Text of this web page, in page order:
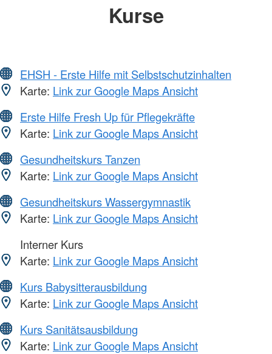
Kurse
EHSH - Erste Hilfe mit Selbstschutzinhalten
Karte: Link zur Google Maps Ansicht
Erste Hilfe Fresh Up für Pflegekräfte
Karte: Link zur Google Maps Ansicht
Gesundheitskurs Tanzen
Karte: Link zur Google Maps Ansicht
Gesundheitskurs Wassergymnastik
Karte: Link zur Google Maps Ansicht
Interner Kurs
Karte: Link zur Google Maps Ansicht
Kurs Babysitterausbildung
Karte: Link zur Google Maps Ansicht
Kurs Sanitätsausbildung
Karte: Link zur Google Maps Ansicht